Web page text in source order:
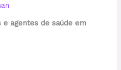
e agentes de saúde em